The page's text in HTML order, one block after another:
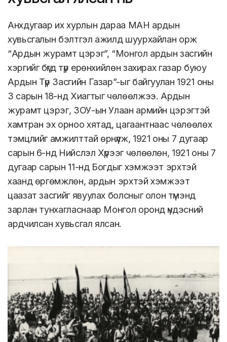
Анхдугаар их хурлын дараа МАН ардын
хувьсгалын бэлтгэл ажилд шуурхайлан орж
“Ардын журамт цэрэг”, “Монгол ардын засгийн
хэргийг бүгд түр ерөнхийлөн захирах газар буюу
Ардын Түр Засгийн Газар”-ыг байгуулан 1921 оны
3 сарын 18-нд Хиагтыг чөлөөлжээ. Ардын
журамт цэрэг, ЗОУ-ын Улаан армийн цэрэгтэй
хамтран эх орноо хятад, цагаантнаас чөлөөлөх
тэмцлийг амжилттай өрнүүлж, 1921 оны 7 дугаар
сарын 6-нд Нийслэл Хүрээг чөлөөлөн, 1921 оны 7
дугаар сарын 11-нд Богдыг хэмжээт эрхтэй
хаанд өргөмжлөн, ардын эрхтэй хэмжээт
цаазат засгийг явуулах болсныг олон түмэнд
зарлан тунхагласнаар Монгол оронд үндэсний
ардчилсан хувьсгал ялсан.